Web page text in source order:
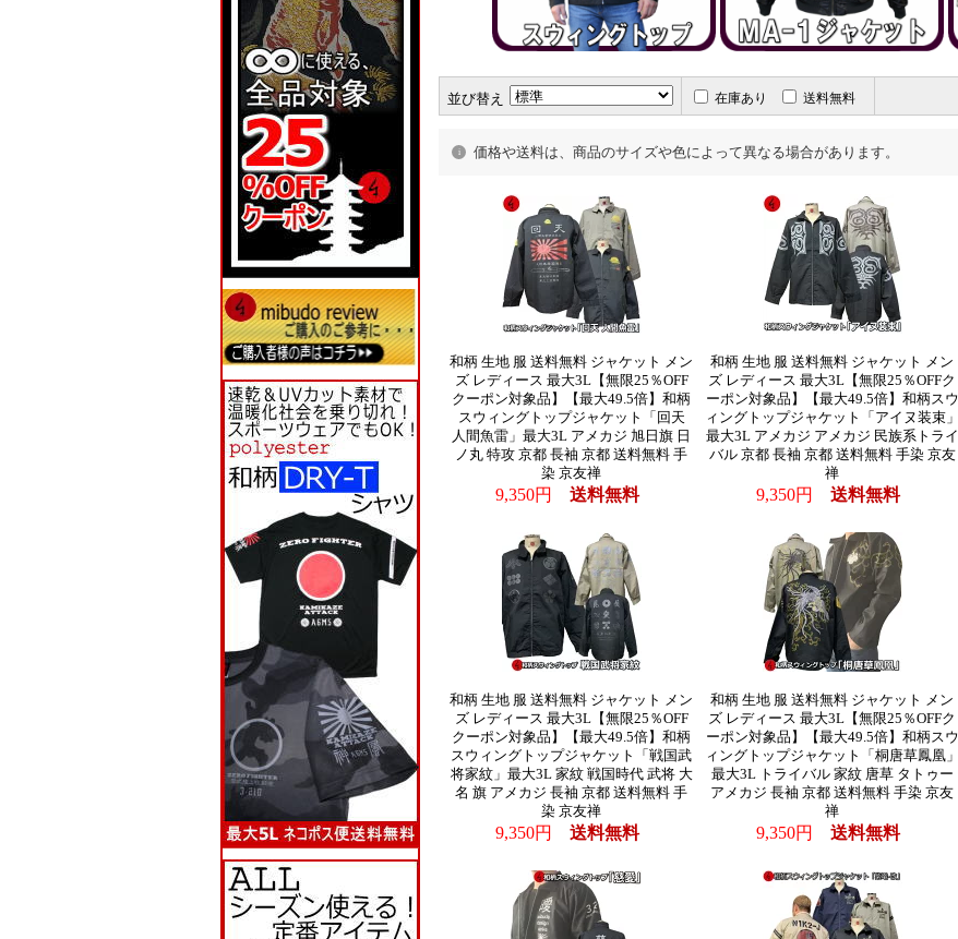
並び替え 在庫あり 送料無料
価格や送料は、商品のサイズや色によって異なる場合があります。
和柄 生地 服 送料無料 ジャケット メン
ズ レディース 最大3L【無限25％OFF
クーポン対象品】【最大49.5倍】和柄
スウィングトップジャケット「回天
人間魚雷」最大3L アメカジ 旭日旗 日
ノ丸 特攻 京都 長袖 京都 送料無料 手
染 京友禅
9,350円 送料無料
和柄 生地 服 送料無料 ジャケット メン
ズ レディース 最大3L【無限25％OFFク
ーポン対象品】【最大49.5倍】和柄スウ
ィングトップジャケット「アイヌ装束」
最大3L アメカジ アメカジ 民族系トライ
バル 京都 長袖 京都 送料無料 手染 京友
禅
9,350円 送料無料
和柄 生地 服 送料無料 ジャケット メン
ズ レディース 最大3L【無限25％OFF
クーポン対象品】【最大49.5倍】和柄
スウィングトップジャケット「戦国武
将家紋」最大3L 家紋 戦国時代 武将 大
名 旗 アメカジ 長袖 京都 送料無料 手
染 京友禅
9,350円 送料無料
和柄 生地 服 送料無料 ジャケット メン
ズ レディース 最大3L【無限25％OFFク
ーポン対象品】【最大49.5倍】和柄スウ
ィングトップジャケット「桐唐草鳳凰」
最大3L トライバル 家紋 唐草 タトゥー
アメカジ 長袖 京都 送料無料 手染 京友
禅
9,350円 送料無料